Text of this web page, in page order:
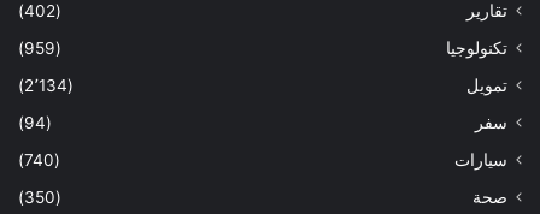
تقارير
(402)
تكنولوجيا
(959)
تمويل
(2٬134)
سفر
(94)
سيارات
(740)
صحة
(350)